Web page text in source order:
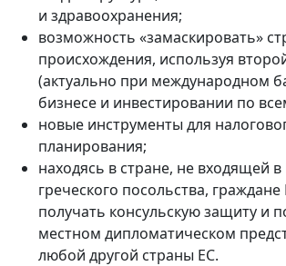
и здравоохранения;
возможность «замаскировать»
происхождения, используя
(актуально при международном
бизнесе и инвестировании по
новые инструменты для
планирования;
находясь в стране, не входящей в
греческого посольства,
получать консульскую защиту и
местном дипломатическом
любой другой страны ЕС.